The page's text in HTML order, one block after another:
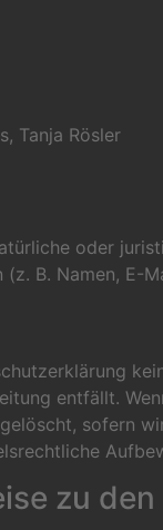
Tanja Rösler
oder
B. Namen, E-
entfällt.
sofern
zu